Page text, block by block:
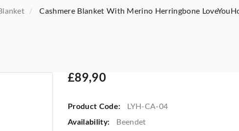
Cashmere Blanket With Merino Herringbone
£89,90
Product Code:
LYH-CA-04
Availability:
Beendet